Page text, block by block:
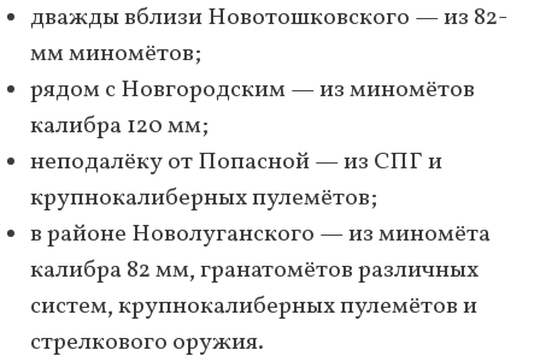
дважды вблизи Новотошковского — из 82-
мм миномётов;
рядом с Новгородским — из миномётов
калибра 120 мм;
неподалёку от Попасной — из СПГ и
крупнокалиберных пулемётов;
в районе Новолуганского — из миномёта
калибра 82 мм, гранатомётов различных
систем, крупнокалиберных пулемётов и
стрелкового оружия.